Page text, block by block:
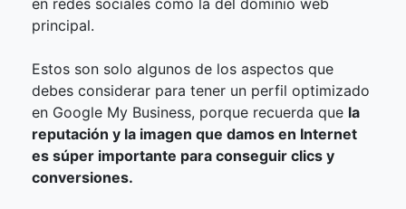
en redes sociales como la del dominio web
principal.
Estos son solo algunos de los aspectos que
debes considerar para tener un perfil optimizado
en Google My Business, porque recuerda que la
reputación y la imagen que damos en Internet
es súper importante para conseguir clics y
conversiones.